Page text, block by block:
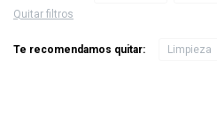
Quitar filtros
Te recomendamos quitar: Limpieza